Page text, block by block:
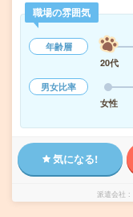
職場の雰囲気
年齢層
20代
男女比率
女性
気になる!
派遣会社